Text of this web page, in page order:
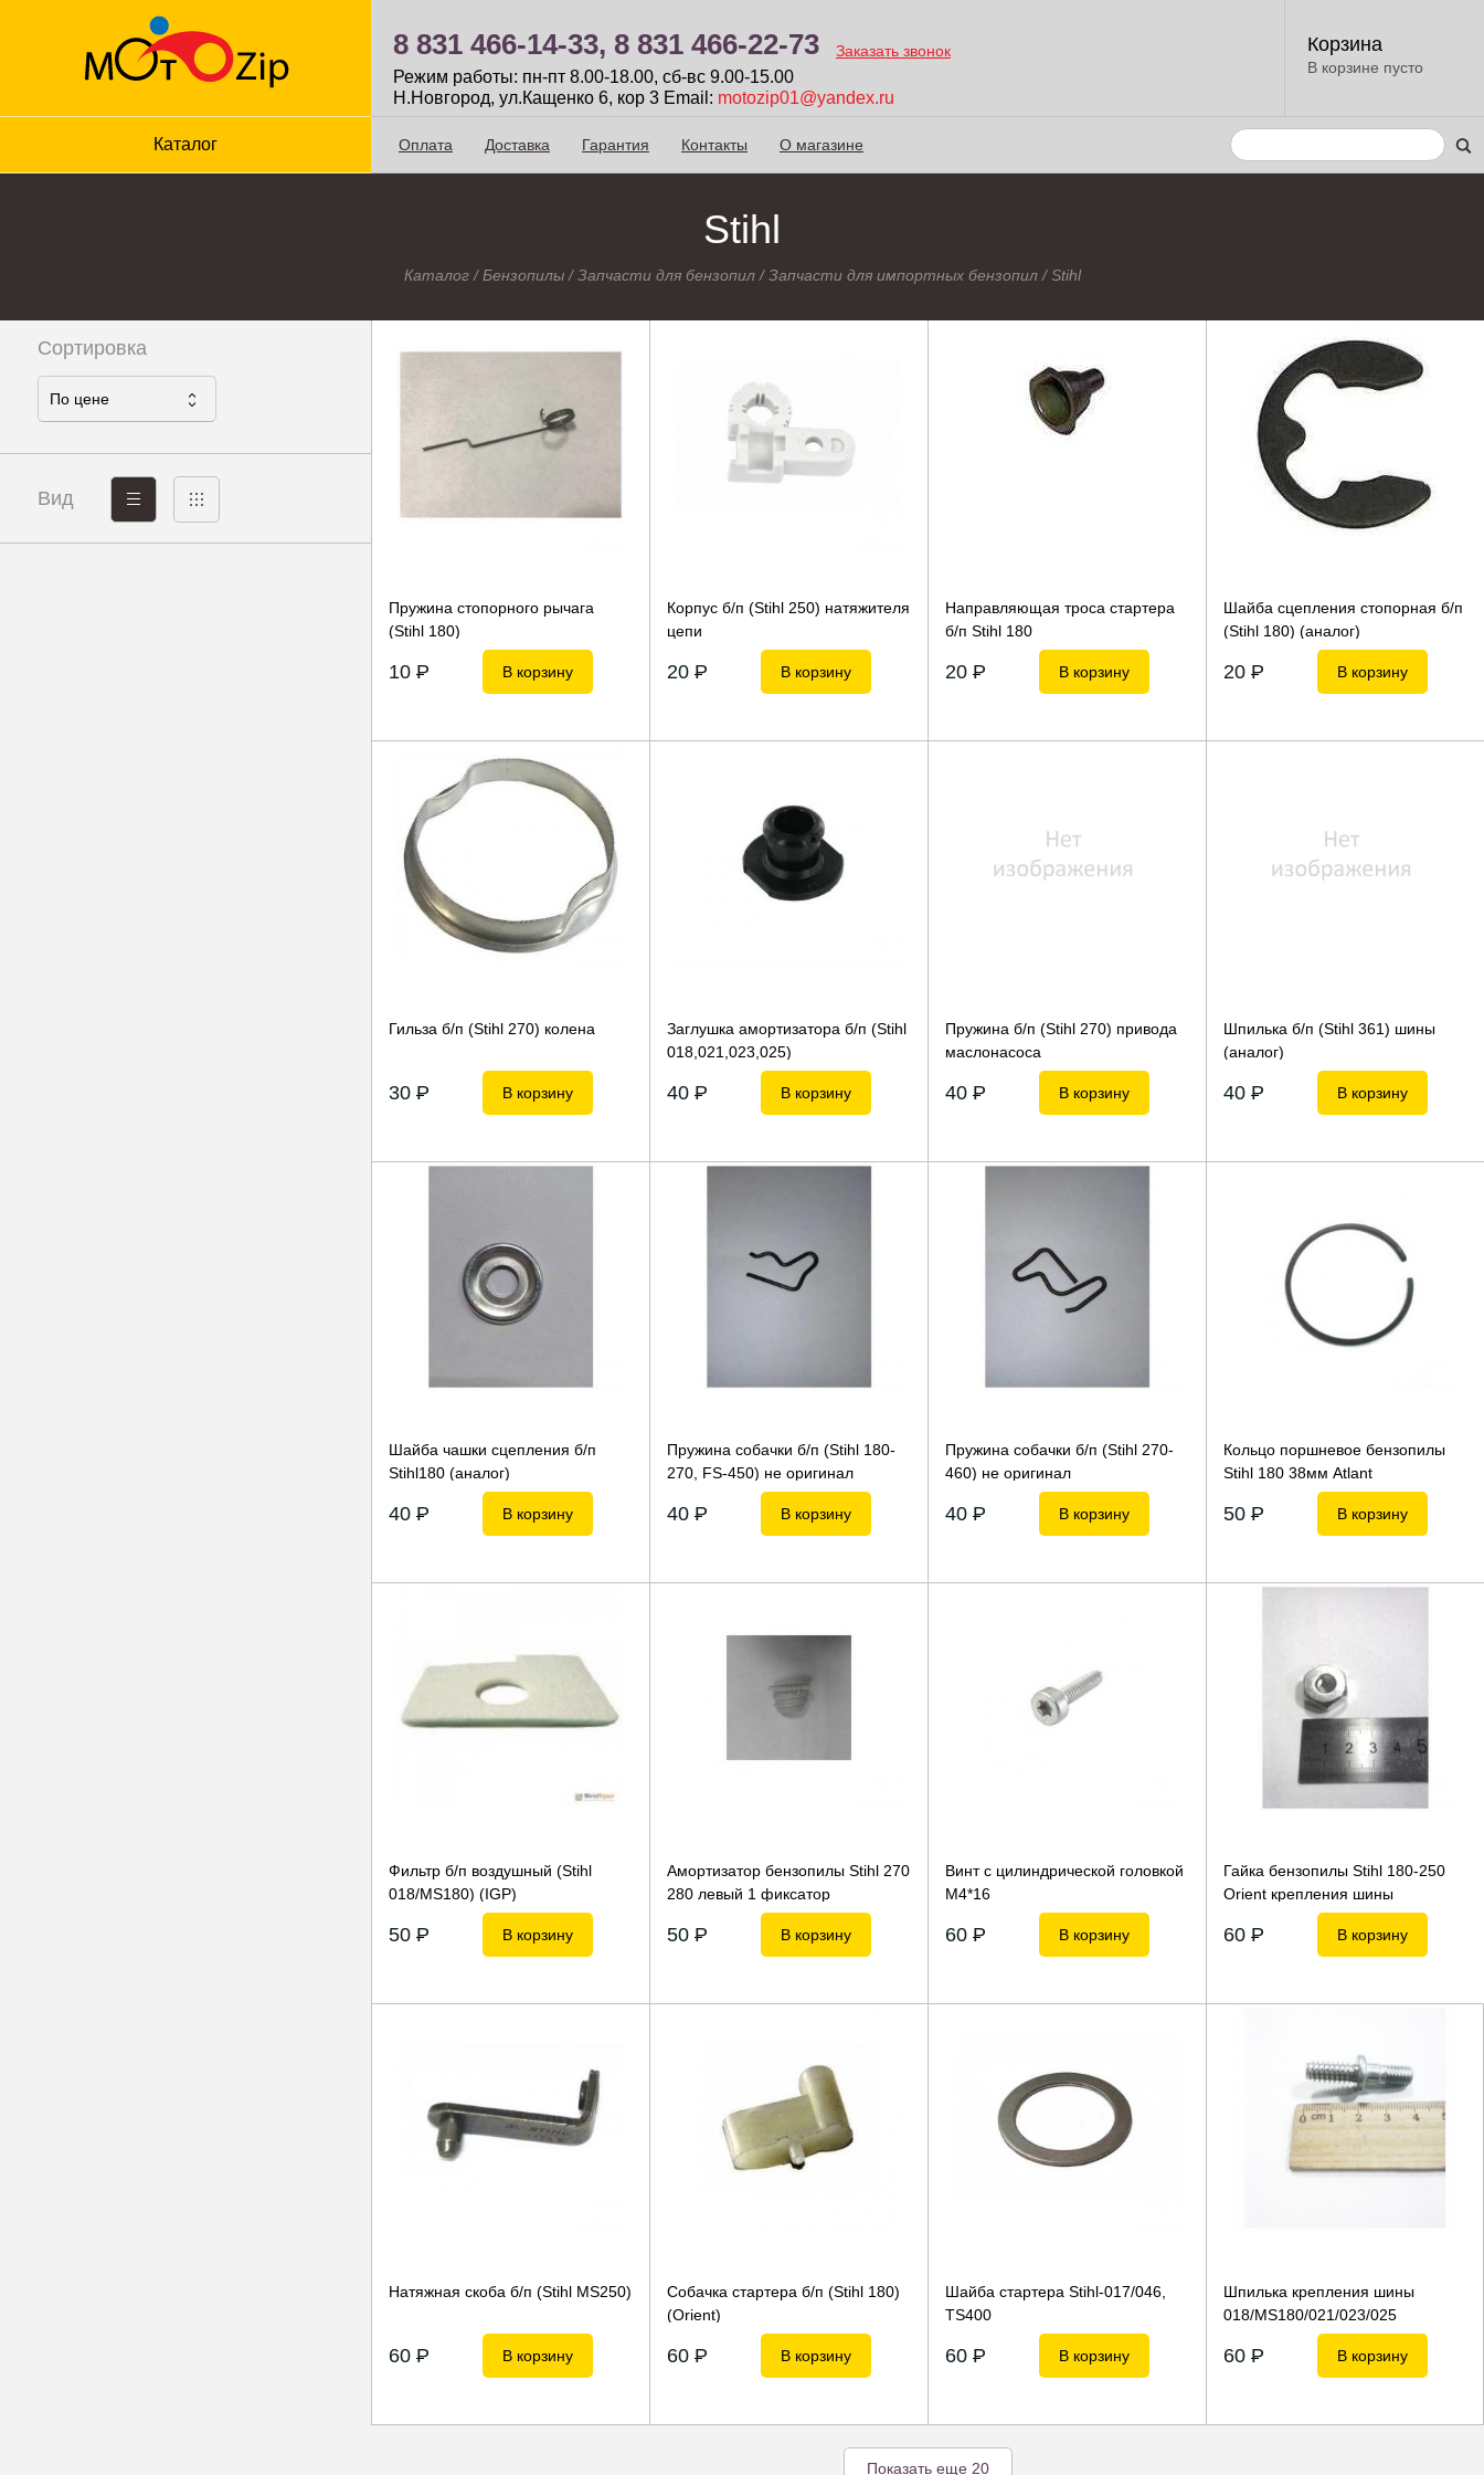
8 831 466-14-33, 8 831 466-22-73 Заказать звонок
Режим работы: пн-пт 8.00-18.00, сб-вc 9.00-15.00
Н.Новгород, ул.Кащенко 6, кор 3 Email: motozip01@yandex.ru
Корзина
В корзине пусто
Каталог Оплата Доставка Гарантия Контакты О магазине
Stihl
Каталог/Бензопилы/Запчасти для бензопил/Запчасти для импортных бензопил/Stihl
Сортировка
По ценe
Вид
Пружина стопорного рычага
(Stihl 180)
10P В корзину
Корпус б/п (Stihl 250) натяжителя
цепи
20P В корзину
Направляющая троса стартера
б/п Stihl 180
20P В корзину
Шайба сцепления стопорная б/п
(Stihl 180) (аналог)
20P В корзину
Гильза б/п (Stihl 270) колена
30P В корзину
Заглушка амортизатора б/п (Stihl
018,021,023,025)
40P В корзину
Пружина б/п (Stihl 270) привода
маслонасоса
40P В корзину
Шпилька б/п (Stihl 361) шины
(аналог)
40P В корзину
Шайба чашки сцепления б/п
Stihl180 (аналог)
40P В корзину
Пружина собачки б/п (Stihl 180-
270, FS-450) не оригинал
40P В корзину
Пружина собачки б/п (Stihl 270-
460) не оригинал
40P В корзину
Кольцо поршневое бензопилы
Stihl 180 38мм Atlant
50P В корзину
Фильтр б/п воздушный (Stihl
018/MS180) (IGP)
50P В корзину
Амортизатор бензопилы Stihl 270
280 левый 1 фиксатор
50P В корзину
Винт с цилиндрической головкой
М4*16
60P В корзину
Гайка бензопилы Stihl 180-250
Orient крепления шины
60P В корзину
Натяжная скоба б/п (Stihl MS250)
60P В корзину
Собачка стартера б/п (Stihl 180)
(Orient)
60P В корзину
Шайба стартера Stihl-017/046,
TS400
60P В корзину
Шпилька крепления шины
018/MS180/021/023/025
60 P В корзину
Показать еще 20